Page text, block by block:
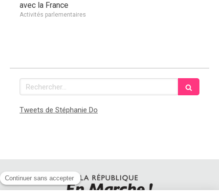
avec la France
Activités parlementaires
Rechercher
Tweets de Stéphanie Do